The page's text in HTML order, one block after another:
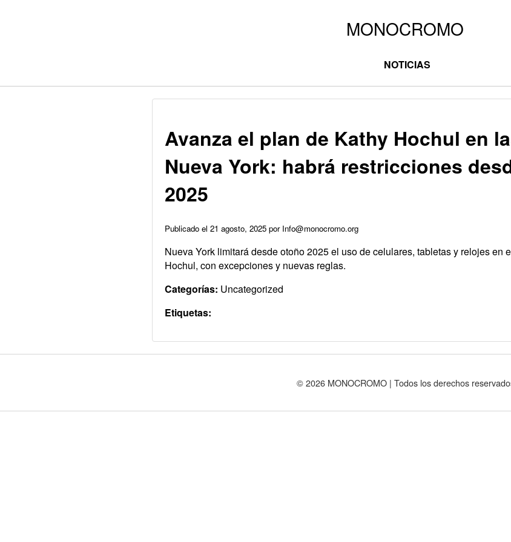
NOTICIAS
Avanza el plan de Kathy Hochul en
Nueva York: habrá restricciones
2025
Publicado el 21 agosto, 2025 por Info@monocromo.org
Nueva York limitará desde otoño 2025 el uso de celulares, tabletas y relojes en
Hochul, con excepciones y nuevas reglas.
Categorías: Uncategorized
Etiquetas:
© 2026 MONOCROMO | Todos los derechos